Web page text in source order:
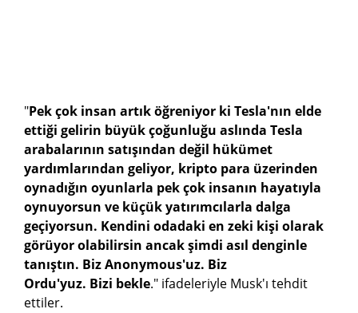
"Pek çok insan artık öğreniyor ki Tesla'nın elde
ettiği gelirin büyük çoğunluğu aslında Tesla
arabalarının satışından değil hükümet
yardımlarından geliyor, kripto para üzerinden
oynadığın oyunlarla pek çok insanın hayatıyla
oynuyorsun ve küçük yatırımcılarla dalga
geçiyorsun. Kendini odadaki en zeki kişi olarak
görüyor olabilirsin ancak şimdi asıl denginle
tanıştın. Biz Anonymous'uz. Biz
Ordu'yuz. Bizi bekle." ifadeleriyle Musk'ı tehdit
ettiler.